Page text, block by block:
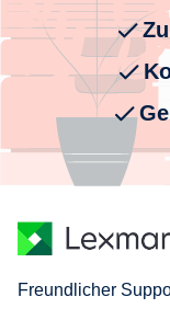
Freundlicher